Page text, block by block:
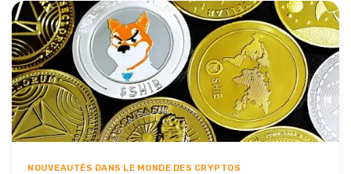
NOUVEAUTÉS DANS LE MONDE DES CRYPTOS